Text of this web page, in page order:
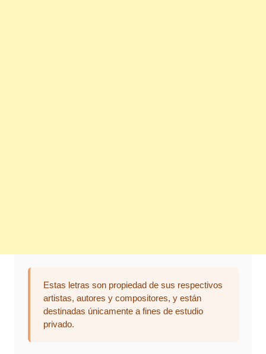
Estas letras son propiedad de sus respectivos
artistas, autores y compositores, y están
destinadas únicamente a fines de estudio
privado.